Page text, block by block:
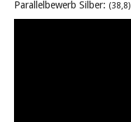
Parallelbewerb Silber: (38,8)